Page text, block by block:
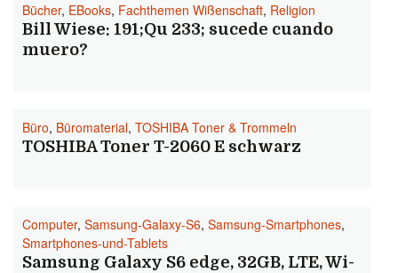
Bücher, EBooks, Fachthemen Wißenschaft, Religion
Bill Wiese: 191;Qu 233; sucede cuando
muero?
Büro, Büromaterial, TOSHIBA Toner & Trommeln
TOSHIBA Toner T-2060 E schwarz
Computer, Samsung-Galaxy-S6, Samsung-Smartphones,
Smartphones-und-Tablets
Samsung Galaxy S6 edge, 32GB, LTE, Wi-